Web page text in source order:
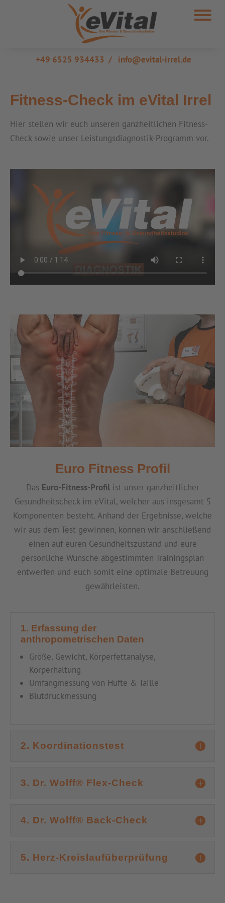
+49 6525 934433 / info@evital-irrel.de
Fitness-Check im eVital Irrel
Hier stellen wir euch unseren ganzheitlichen Fitness-
Check sowie unser Leistungsdiagnostik-Programm vor.
Euro Fitness Profil
Das Euro-Fitness-Profilist unser ganzheitlicher
Gesundheitscheck im eVital, welcher aus insgesamt 5
Komponenten besteht. Anhand der Ergebnisse, welche
wir aus dem Test gewinnen, können wir anschließend
einen auf euren Gesundheitszustand und eure
persönliche Wünsche abgestimmten Trainingsplan
entwerfen und euch somit eine optimale Betreuung
gewährleisten.
1. Erfassung der
anthropometrischen Daten
Größe, Gewicht, Körperfettanalyse,
Körperhaltung
Umfangmessung von Hüfte & Taille
Blutdruckmessung
2. Koordinationstest
3. Dr. Wolff® Flex-Check
4. Dr. Wolff® Back-Check
5. Herz-Kreislaufüberprüfung